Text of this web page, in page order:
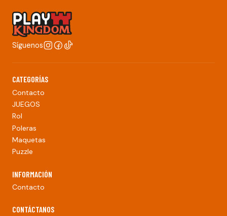
Síguenos
CATEGORÍAS
Contacto
JUEGOS
Rol
Poleras
Maquetas
Puzzle
INFORMACIÓN
Contacto
CONTÁCTANOS